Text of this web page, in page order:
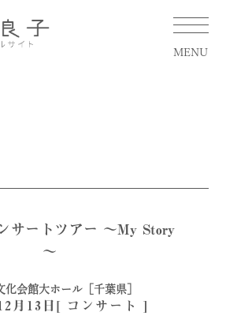
MENU
サートツアー ～My Story
～
化会館大ホール［千葉県］
月13日[ コンサート ]